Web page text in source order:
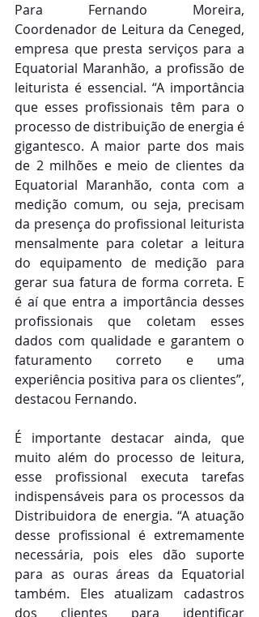
Para Fernando Moreira,
Coordenador de Leitura da Ceneged,
empresa que presta serviços para a
Equatorial Maranhão, a profissão de
leiturista é essencial. “A importância
que esses profissionais têm para o
processo de distribuição de energia é
gigantesco. A maior parte dos mais
de 2 milhões e meio de clientes da
Equatorial Maranhão, conta com a
medição comum, ou seja, precisam
da presença do profissional leiturista
mensalmente para coletar a leitura
do equipamento de medição para
gerar sua fatura de forma correta. E
é aí que entra a importância desses
profissionais que coletam esses
dados com qualidade e garantem o
faturamento correto e uma
experiência positiva para os clientes”,
destacou Fernando.
É importante destacar ainda, que
muito além do processo de leitura,
esse profissional executa tarefas
indispensáveis para os processos da
Distribuidora de energia. “A atuação
desse profissional é extremamente
necessária, pois eles dão suporte
para as ouras áreas da Equatorial
também. Eles atualizam cadastros
dos clientes para identificar